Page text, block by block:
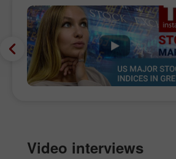
Video interviews